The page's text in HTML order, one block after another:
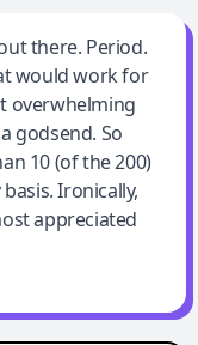
there. Period.
would work for
overwhelming
godsend. So
10 (of the 200)
Ironically,
appreciated